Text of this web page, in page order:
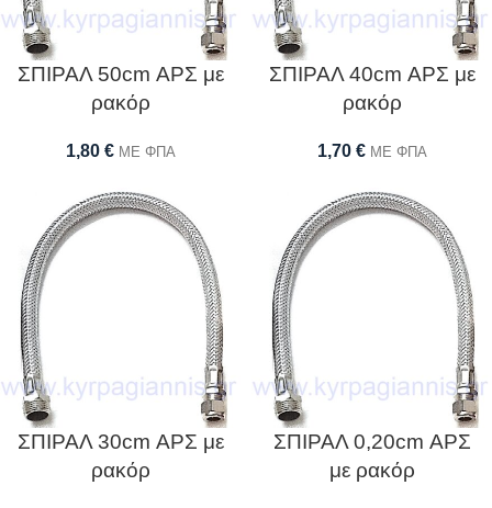
ΣΠΙΡΑΛ 50cm ΑΡΣ με
ρακόρ
1,80 € ΜΕ ΦΠΑ
ΣΠΙΡΑΛ 40cm ΑΡΣ με
ρακόρ
1,70 € ΜΕ ΦΠΑ
ΣΠΙΡΑΛ 30cm ΑΡΣ με
ρακόρ
ΣΠΙΡΑΛ 0,20cm ΑΡΣ
με ρακόρ